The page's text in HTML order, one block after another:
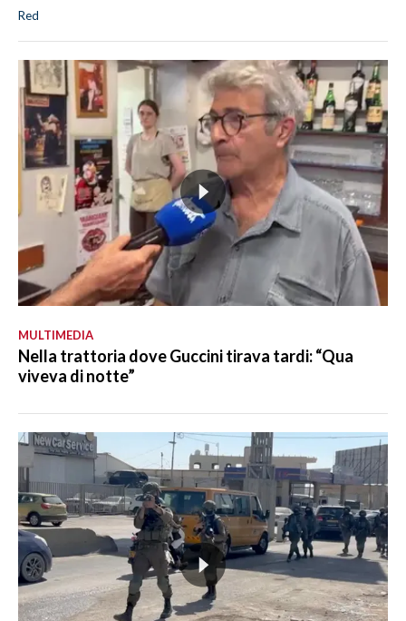
Red
MULTIMEDIA
Nella trattoria dove Guccini tirava tardi: “Qua
viveva di notte”